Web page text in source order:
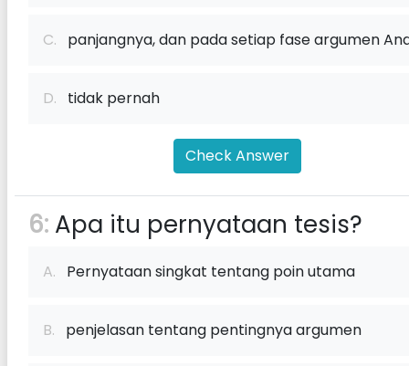
C. panjangnya, dan pada setiap fase argumen
D. tidak pernah
Check Answer
6: Apa itu pernyataan tesis?
A. Pernyataan singkat tentang poin utama
B. penjelasan tentang pentingnya argumen